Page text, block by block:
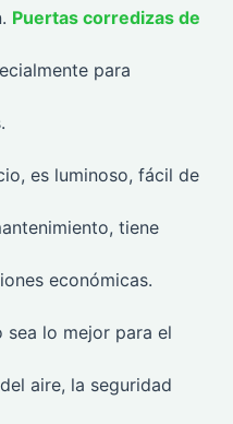
Puertas corredizas de
para
es luminoso, fácil de
tiene
económicas.
sea lo mejor para el
aire, la seguridad